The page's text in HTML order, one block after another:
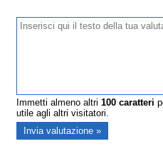
Immetti almeno altri100 caratteri
utile agli altri visitatori.